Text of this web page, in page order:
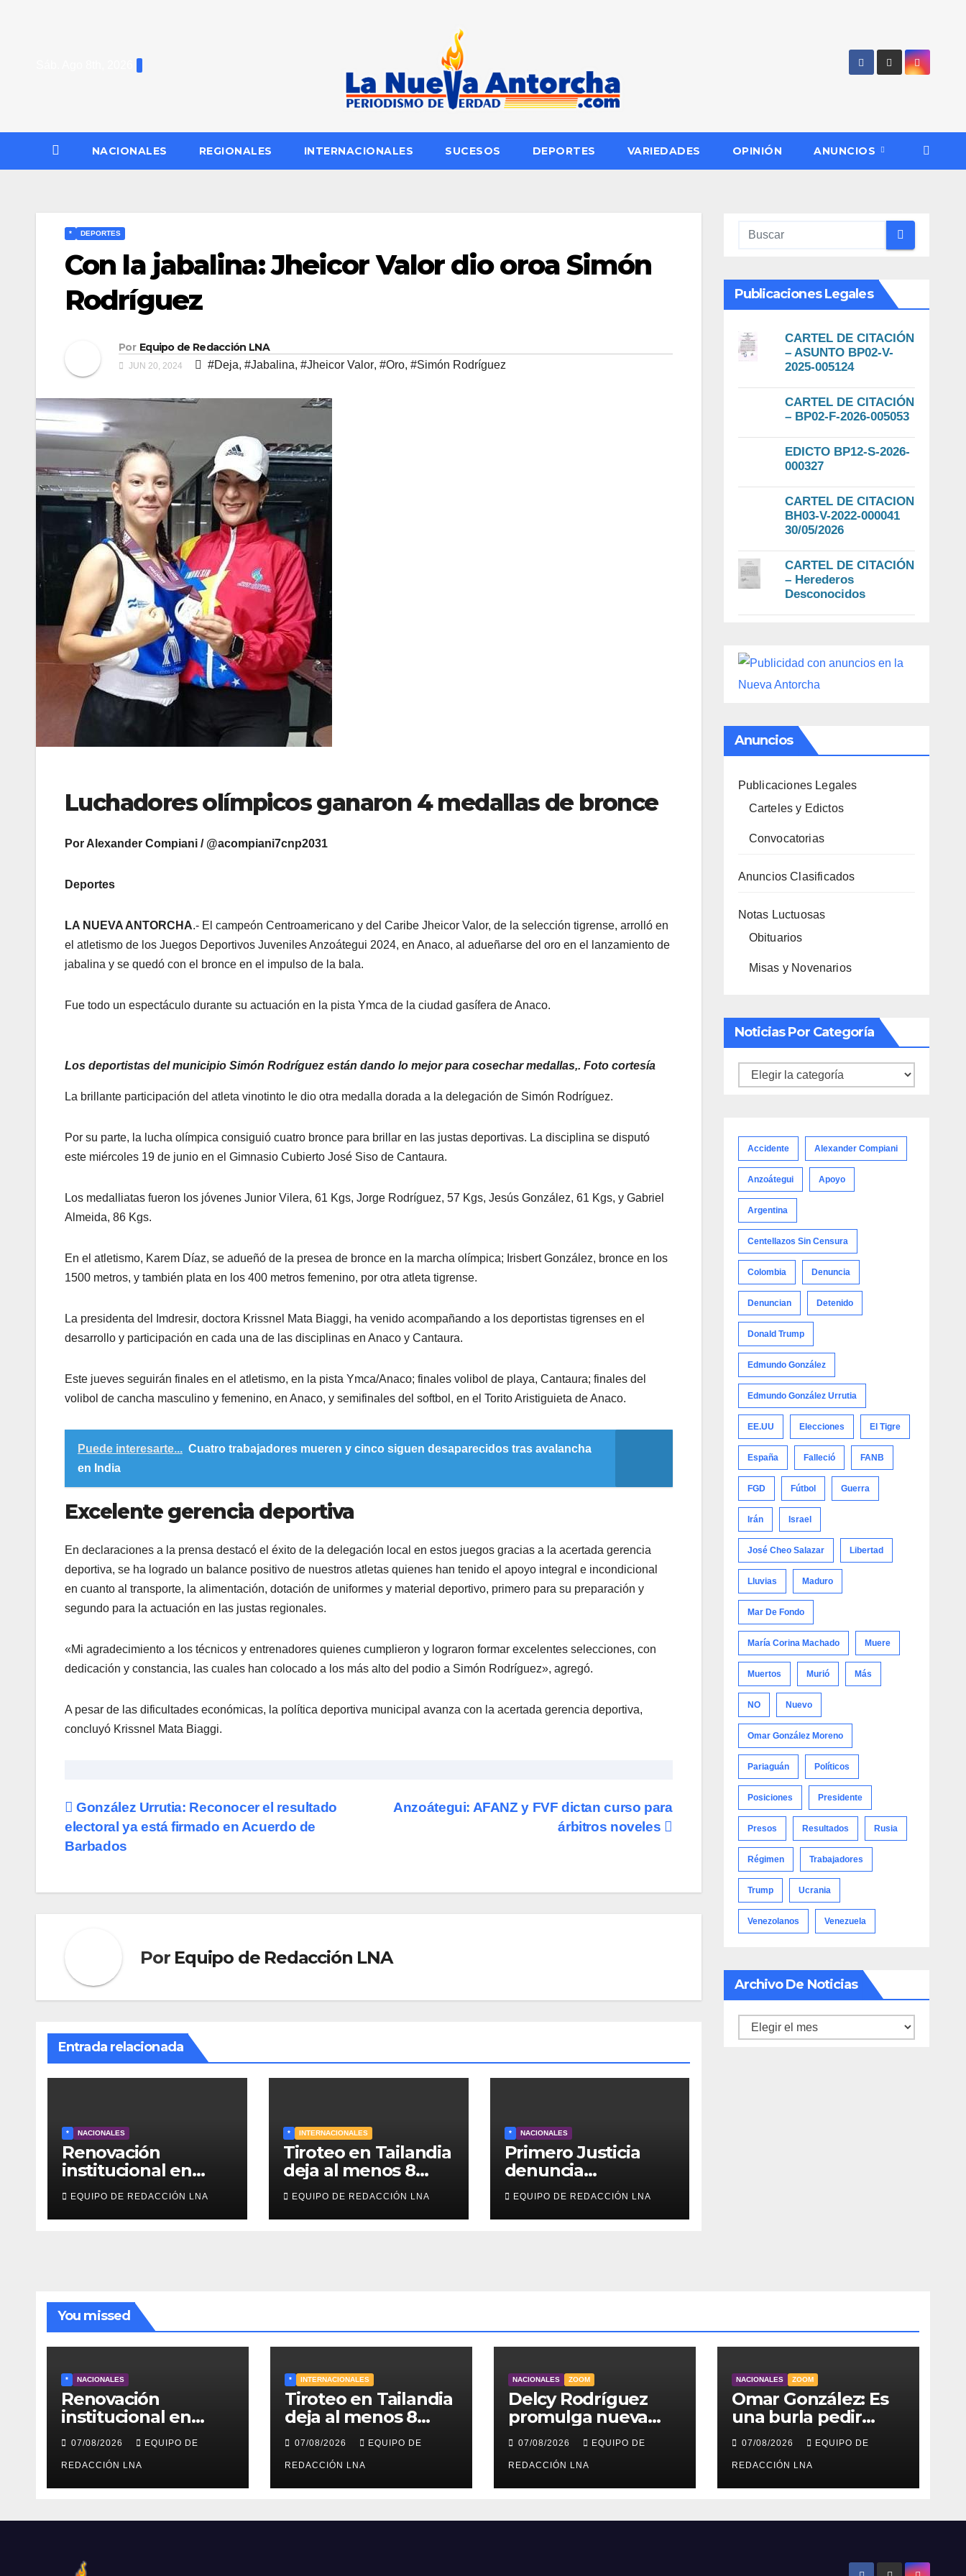
NACIONALES REGIONALES INTERNACIONALES SUCESOS DEPORTES VARIEDADES OPINIÓN ANUNCIOS
* DEPORTES
Con la jabalina: Jheicor Valor dio oroa Simón
Rodríguez
Por Equipo de Redacción LNA
JUN 20, 2024 #Deja, #Jabalina, #Jheicor Valor, #Oro, #Simón Rodríguez
Luchadores olímpicos ganaron 4 medallas de bronce
Por Alexander Compiani / @acompiani7cnp2031
Deportes
LA NUEVA ANTORCHA.- El campeón Centroamericano y del Caribe Jheicor Valor, de la selección tigrense, arrolló en
el atletismo de los Juegos Deportivos Juveniles Anzoátegui 2024, en Anaco, al adueñarse del oro en el lanzamiento de
jabalina y se quedó con el bronce en el impulso de la bala.
Fue todo un espectáculo durante su actuación en la pista Ymca de la ciudad gasífera de Anaco.
Los deportistas del municipio Simón Rodríguez están dando lo mejor para cosechar medallas,. Foto cortesía
La brillante participación del atleta vinotinto le dio otra medalla dorada a la delegación de Simón Rodríguez.
Por su parte, la lucha olímpica consiguió cuatro bronce para brillar en las justas deportivas. La disciplina se disputó
este miércoles 19 de junio en el Gimnasio Cubierto José Siso de Cantaura.
Los medalliatas fueron los jóvenes Junior Vilera, 61 Kgs, Jorge Rodríguez, 57 Kgs, Jesús González, 61 Kgs, y Gabriel
Almeida, 86 Kgs.
En el atletismo, Karem Díaz, se adueñó de la presea de bronce en la marcha olímpica; Irisbert González, bronce en los
1500 metros, y también plata en los 400 metros femenino, por otra atleta tigrense.
La presidenta del Imdresir, doctora Krissnel Mata Biaggi, ha venido acompañando a los deportistas tigrenses en el
desarrollo y participación en cada una de las disciplinas en Anaco y Cantaura.
Este jueves seguirán finales en el atletismo, en la pista Ymca/Anaco; finales volibol de playa, Cantaura; finales del
volibol de cancha masculino y femenino, en Anaco, y semifinales del softbol, en el Torito Aristiguieta de Anaco.
Puede interesarte... Cuatro trabajadores mueren y cinco siguen desaparecidos tras avalancha
en India
Excelente gerencia deportiva
En declaraciones a la prensa destacó el éxito de la delegación local en estos juegos gracias a la acertada gerencia
deportiva, se ha logrado un balance positivo de nuestros atletas quienes han tenido el apoyo integral e incondicional
en cuanto al transporte, la alimentación, dotación de uniformes y material deportivo, primero para su preparación y
segundo para la actuación en las justas regionales.
«Mi agradecimiento a los técnicos y entrenadores quienes cumplieron y lograron formar excelentes selecciones, con
dedicación y constancia, las cuales han colocado a los más alto del podio a Simón Rodríguez», agregó.
A pesar de las dificultades económicas, la política deportiva municipal avanza con la acertada gerencia deportiva,
concluyó Krissnel Mata Biaggi.
Navegación
de
Anzoátegui: AFANZ y FVF dictan curso para
árbitros noveles
González Urrutia: Reconocer el resultado
electoral ya está firmado en Acuerdo de
Barbados
Por Equipo de Redacción LNA
Entrada relacionada
* NACIONALES
Renovación
institucional en
Venezuela: TSJ y
CNE serían
designados a
EQUIPO DE REDACCIÓN LNA
* INTERNACIONALES
Tiroteo en Tailandia
deja al menos 8
estudiantes
muertos y 30
heridos
EQUIPO DE REDACCIÓN LNA
* NACIONALES
Primero Justicia
denuncia
discriminación
eléctrica en el
interior del país
EQUIPO DE REDACCIÓN LNA
Publicaciones Legales
CARTEL DE CITACIÓN
– ASUNTO BP02-V-
2025-005124
CARTEL DE CITACIÓN
– BP02-F-2026-005053
EDICTO BP12-S-2026-
000327
CARTEL DE CITACION
BH03-V-2022-000041
30/05/2026
CARTEL DE CITACIÓN
– Herederos
Desconocidos
Anuncios
Publicaciones Legales
Carteles y Edictos
Convocatorias
Anuncios Clasificados
Notas Luctuosas
Obituarios
Misas y Novenarios
Noticias Por Categoría
Noticias
Accidente Alexander Compiani
Anzoátegui Apoyo
Argentina
Centellazos Sin Censura
Colombia Denuncia
Denuncian Detenido
Donald Trump
Edmundo González
Edmundo González Urrutia
EE.UU Elecciones El Tigre
España Falleció FANB
FGD Fútbol Guerra
Irán Israel
José Cheo Salazar Libertad
Lluvias Maduro
Mar De Fondo
María Corina Machado Muere
Muertos Murió Más
NO Nuevo
Omar González Moreno
Pariaguán Políticos
Posiciones Presidente
Presos Resultados Rusia
Régimen Trabajadores
Trump Ucrania
Venezolanos Venezuela
Archivo De Noticias
Archivo
You missed
* NACIONALES
Renovación
institucional en
Venezuela: TSJ y
CNE serían
designados a finales
de 2026
07/08/2026 EQUIPO DE
REDACCIÓN LNA
* INTERNACIONALES
Tiroteo en Tailandia
deja al menos 8
estudiantes
muertos y 30
heridos
07/08/2026 EQUIPO DE
REDACCIÓN LNA
NACIONALES ZOOM
Delcy Rodríguez
promulga nueva
Ley de
Arrendamiento para
atender a familias
damnificadas
07/08/2026 EQUIPO DE
REDACCIÓN LNA
NACIONALES ZOOM
Omar González: Es
una burla pedir
ahorro cuando
millones viven sin
luz y sin agua
07/08/2026 EQUIPO DE
REDACCIÓN LNA